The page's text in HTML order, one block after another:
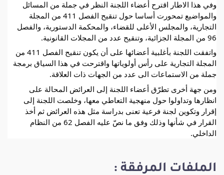
96 من المجلة الجزائية، وتنقيح عدد من المجلات القانونية.
جملة من الاستماعات الى عدد من الجهات ذات العلاقة.
الداخلي.
الملفات المرفقة :